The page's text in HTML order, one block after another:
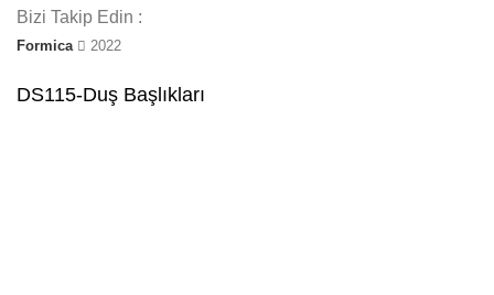
Bizi Takip Edin :
Formica 2022
DS115-Duş Başlıkları